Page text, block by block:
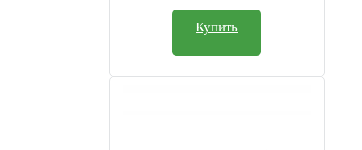
Купить